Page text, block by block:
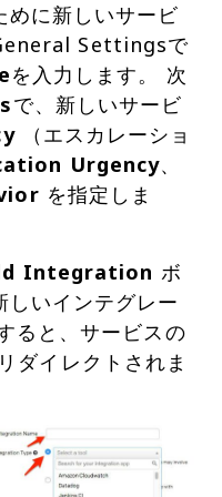
めに新しいサービ
Settingsで
を入力します。 次
で、新しいサービ
（エスカレーショ
Urgency、
を指定しま
Integration ボ
しいインテグレー
ると、サービスの
イレクトされま